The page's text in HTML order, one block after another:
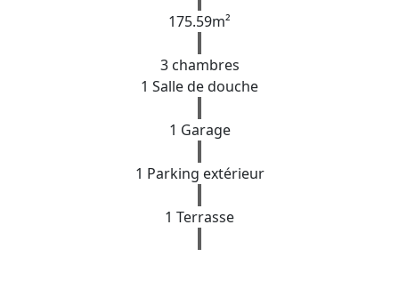
175.59m²
3 chambres
1 Salle de douche
1 Garage
1 Parking extérieur
1 Terrasse